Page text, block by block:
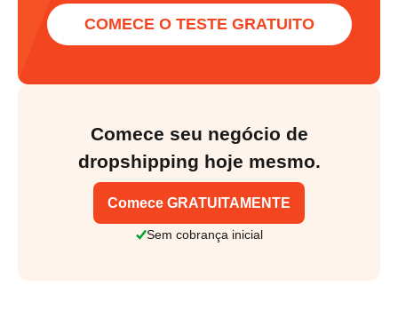
COMECE O TESTE GRATUITO
Comece seu negócio de
dropshipping hoje mesmo.
Comece GRATUITAMENTE
Sem cobrança inicial